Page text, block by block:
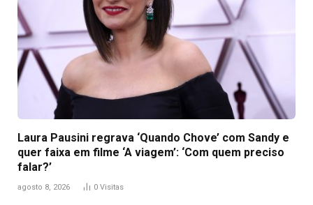
Laura Pausini regrava ‘Quando Chove’ com Sandy e
quer faixa em filme ‘A viagem’: ‘Com quem preciso
falar?’
agosto 8, 2026 0 Visitas